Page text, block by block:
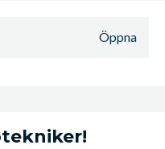
Öppna